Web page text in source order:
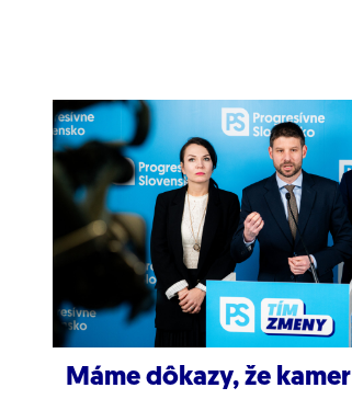
Máme dôkazy, že